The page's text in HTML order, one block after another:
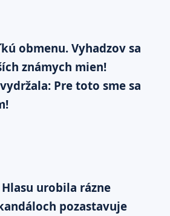
obmenu. Vyhadzov sa
známych mien!
Pre toto sme sa
urobila rázne
pozastavuje